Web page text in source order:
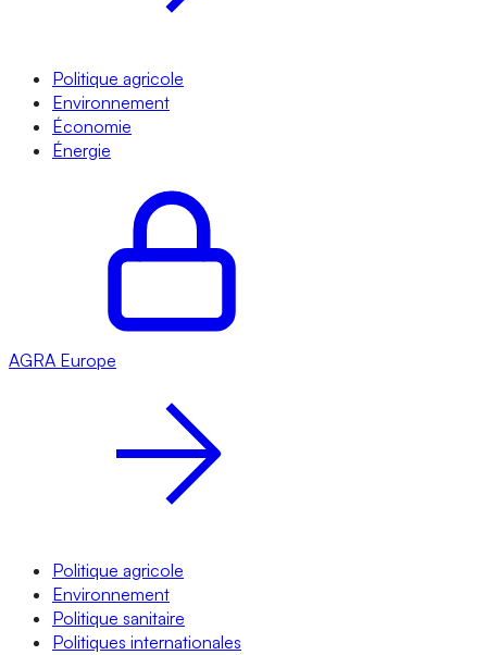
Politique agricole
Environnement
Économie
Énergie
AGRA Europe
Politique agricole
Environnement
Politique sanitaire
Politiques internationales